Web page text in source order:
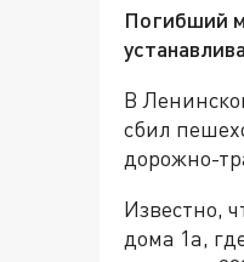
Погибший
В
сбил
дорожно-
Известно,
дома 1а,